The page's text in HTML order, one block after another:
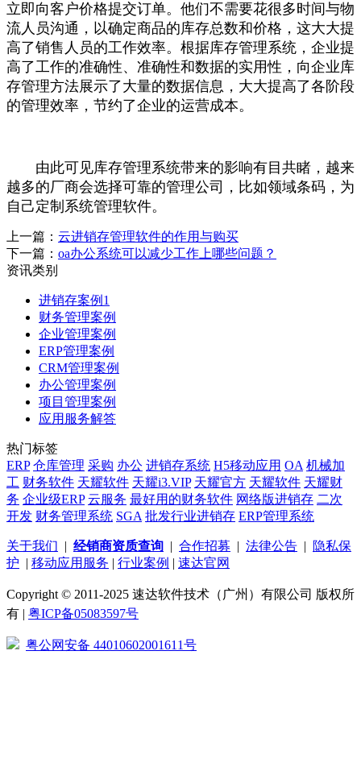
立即向客户价格提交订单。他们不需要花很多时间与物
流人员沟通，以确定商品的库存总数和价格，这大大提
高了销售人员的工作效率。根据库存管理系统，企业提
高了工作的准确性、准确性和数据的实用性，向企业库
存管理方法展示了大量的数据信息，大大提高了各阶段
的管理效率，节约了企业的运营成本。
由此可见库存管理系统带来的影响有目共睹，越来
越多的厂商会选择可靠的管理公司，比如领域条码，为
自己定制系统管理软件。
上一篇： 云进销存管理软件的作用与购买
下一篇： oa办公系统可以减少工作上哪些问题？
资讯类别
进销存案例1
财务管理案例
企业管理案例
ERP管理案例
CRM管理案例
办公管理案例
项目管理案例
应用服务解答
热门标签
ERP 仓库管理 采购 办公 进销存系统 H5移动应用 OA 机械加
工 财务软件 天耀软件 天耀i3.VIP 天耀官方 天耀软件 天耀财
务 企业级ERP 云服务 最好用的财务软件 网络版进销存 二次
开发 财务管理系统 SGA 批发行业进销存 ERP管理系统
关于我们 | 经销商资质查询 | 合作招募 | 法律公告 |
隐私保
护 | 移动应用服务 | 行业案例 | 速达官网
Copyright © 2011-2025 速达软件技术（广州）有限公司 版权所
有 | 粤ICP备05083597号
粤公网安备 44010602001611号